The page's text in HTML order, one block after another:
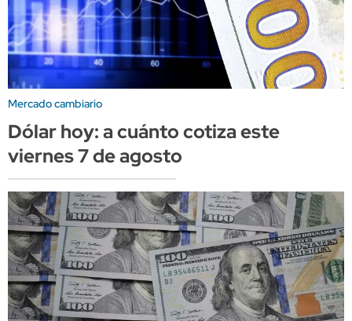
Mercado cambiario
Dólar hoy: a cuánto cotiza este
viernes 7 de agosto